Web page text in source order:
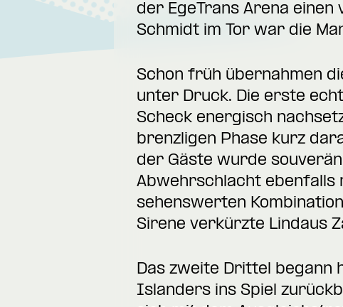
der EgeTrans Arena
Schmidt im Tor war die
Schon früh übernahmen
unter Druck. Die erste
Scheck energisch
brenzligen Phase kurz
der Gäste wurde
Abwehrschlacht ebenfalls
sehenswerten
Sirene verkürzte Lindaus
Das zweite Drittel begann
Islanders ins Spiel